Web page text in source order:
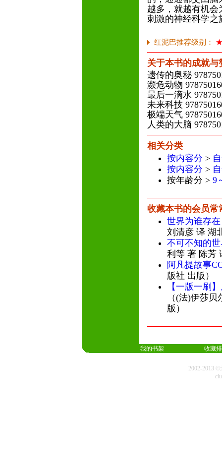
越多，就越有机
刺激的神经科学之
红泥巴推荐级别：
关于本书的成就与
遗传的奥秘
濒危动物
最后一滴水
未来科技
极端天气
人类的大脑
相关分类
按内容分 >
按内容分 >
按年龄分 > 9
收藏本书的会员常
世界为谁存
刘清彦 译 湖
不可不知的
利等 著 陈芳
阿凡提故事
版社 出版）
【一版一刷
（(法)伊莎
版）
我的书架 收藏
2002-2013